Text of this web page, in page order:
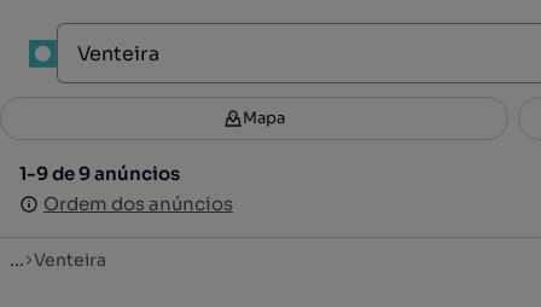
Filtros 3
1-9 de 9 anúncios
Ordem dos anúncios
Mapa
1-9 de 9 anúncios
Ordem dos anúncios
... Venteira